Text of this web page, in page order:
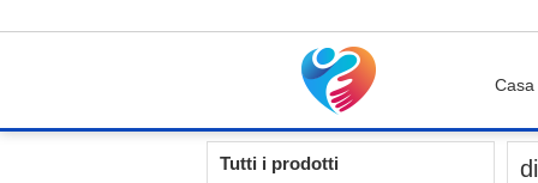
Casa
Tutti i prodotti